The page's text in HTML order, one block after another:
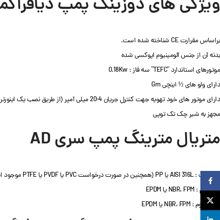
ویژگی های دوزینگ پمپ
براساس مقرارت CE شناخته شده است.
بدنه آن از جنس آلومینیوم اپوکسی شده
موتورهای استاندارد “TEFC” سه فاز : 0.18Kw
دارای ولو های ½ اینچی Gm
دارای موتور های خود تهویه جهت کنترل جریان 4-20 میلی آمپر (از طریق نصب یک اینورتر)
مجهز به شیر چک تک توپی
متریال مترینگ پمپسری AD
هد پمپ : AISI 316L یا PP (همچنین در صورت درخواست PVC یا PVDF یا PTFE موجود است)
دیافراگم : NBR، FPM یا EPDM
مهر و موم : NBR، FPM یا EPDM